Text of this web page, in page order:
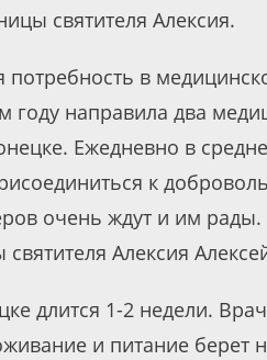
святителя Алексия.
потребность в
году направила два
Ежедневно в
к
очень ждут и им
Алексия
длится 1-2 недели.
и питание берет